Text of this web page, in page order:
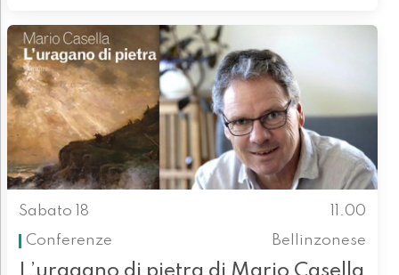
Sabato 18
11.00
Conferenze
Bellinzonese